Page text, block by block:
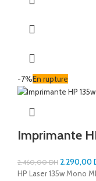
-7%En rupture
Imprimante
2.460,00DH 2.290,00
HP Laser 135w Mono